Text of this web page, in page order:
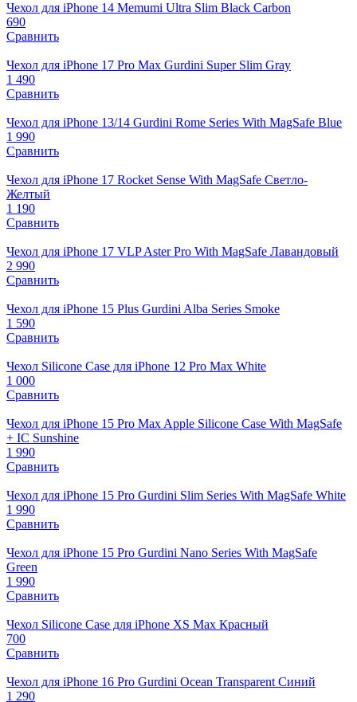
Чехол для iPhone 14 Memumi Ultra Slim Black Carbon
690
Сравнить
Чехол для iPhone 17 Pro Max Gurdini Super Slim Gray
1 490
Сравнить
Чехол для iPhone 13/14 Gurdini Rome Series With MagSafe Blue
1 990
Сравнить
Чехол для iPhone 17 Rocket Sense With MagSafe Светло-
Желтый
1 190
Сравнить
Чехол для iPhone 17 VLP Aster Pro With MagSafe Лавандовый
2 990
Сравнить
Чехол для iPhone 15 Plus Gurdini Alba Series Smoke
1 590
Сравнить
Чехол Silicone Case для iPhone 12 Pro Max White
1 000
Сравнить
Чехол для iPhone 15 Pro Max Apple Silicone Case With MagSafe
+ IC Sunshine
1 990
Сравнить
Чехол для iPhone 15 Pro Gurdini Slim Series With MagSafe White
1 990
Сравнить
Чехол для iPhone 15 Pro Gurdini Nano Series With MagSafe
Green
1 990
Сравнить
Чехол Silicone Case для iPhone XS Max Красный
700
Сравнить
Чехол для iPhone 16 Pro Gurdini Ocean Transparent Синий
1 290